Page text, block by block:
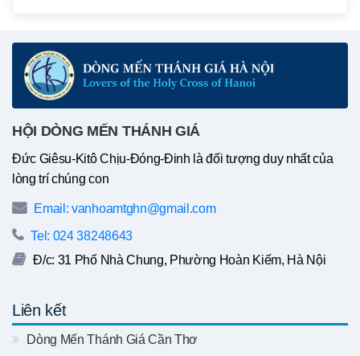
HỘI DÒNG MẾN THÁNH GIÁ
Đức Giêsu-Kitô Chịu-Đóng-Đinh là đối tượng duy nhất của
lòng trí chúng con
Email: vanhoamtghn@gmail.com
Tel: 024 38248643
Đ/c: 31 Phố Nhà Chung, Phường Hoàn Kiếm, Hà Nội
Liên kết
Dòng Mến Thánh Giá Cần Thơ